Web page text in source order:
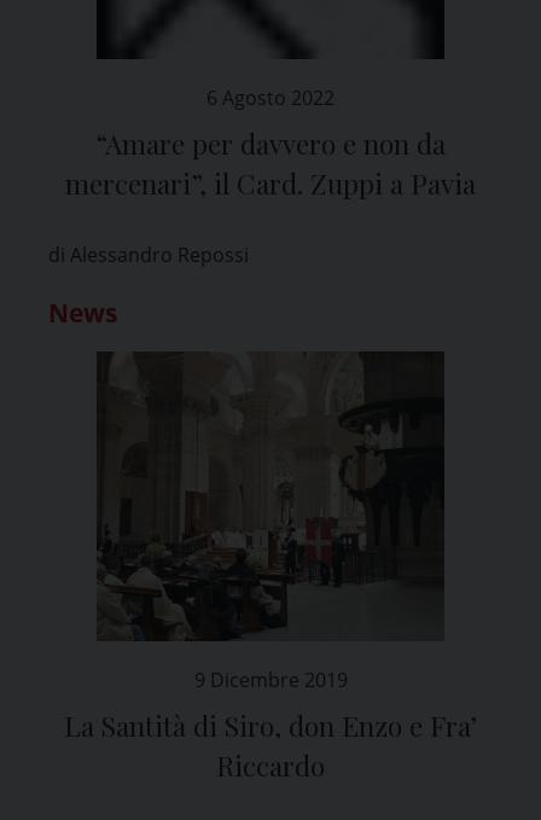
6 Agosto 2022
“Amare per davvero e non da
mercenari”, il Card. Zuppi a Pavia
di Alessandro Repossi
News
9 Dicembre 2019
La Santità di Siro, don Enzo e Fra’
Riccardo